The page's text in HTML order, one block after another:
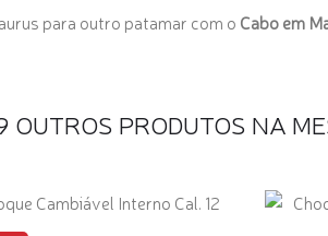
para outro patamar com o Cabo em
OUTROS PRODUTOS NA